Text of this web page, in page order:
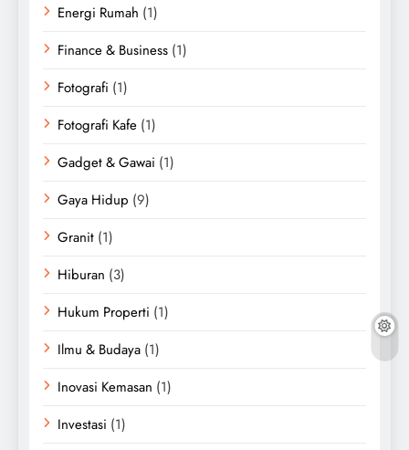
Energi Rumah (1)
Finance & Business (1)
Fotografi (1)
Fotografi Kafe (1)
Gadget & Gawai (1)
Gaya Hidup (9)
Granit (1)
Hiburan (3)
Hukum Properti (1)
Ilmu & Budaya (1)
Inovasi Kemasan (1)
Investasi (1)